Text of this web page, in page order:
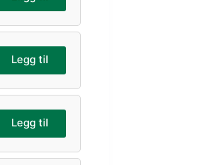
Legg til
Legg til